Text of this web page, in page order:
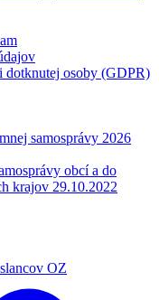
dotknutej osoby (GDPR)
samosprávy 2026
obcí a do
krajov 29.10.2022
OZ